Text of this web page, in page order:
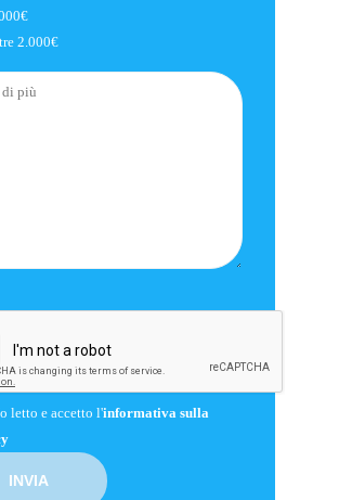
2.000€
letto e accetto l'informativa sulla